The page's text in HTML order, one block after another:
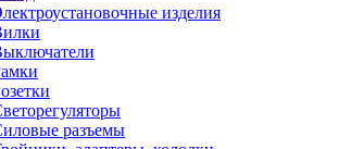
изделия
разъемы